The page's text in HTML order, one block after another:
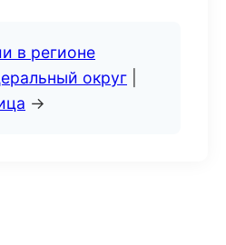
в регионе
округ
→